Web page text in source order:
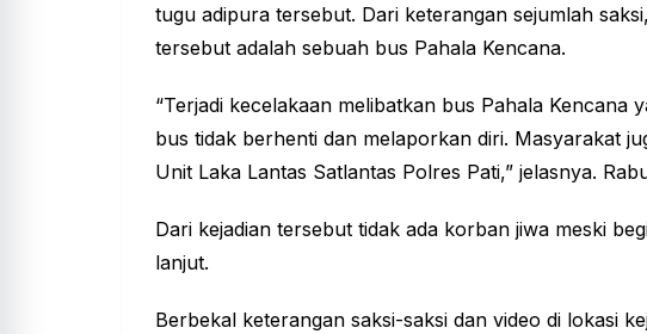
tugu adipura tersebut. Dari keterangan sejumlah
tersebut adalah sebuah bus Pahala Kencana.
“Terjadi kecelakaan melibatkan bus Pahala
bus tidak berhenti dan melaporkan diri. Masyarakat
Unit Laka Lantas Satlantas Polres Pati,” jelasnya.
Dari kejadian tersebut tidak ada korban jiwa meski
lanjut.
Berbekal keterangan saksi-saksi dan video di lokasi